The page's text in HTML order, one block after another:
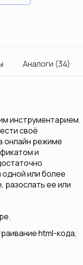
Аналоги (34)
инструментарием.
своё
онлайн режиме
и
или более
разослать ее или
html-кода,